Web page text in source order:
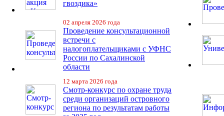
гвоздика»
02 апреля 2026 года
Проведение консультационной
встречи с
налогоплательщиками с УФНС
России по Сахалинской
области
12 марта 2026 года
Смотр-конкурс по охране труда
среди организаций островного
региона по результатам работы